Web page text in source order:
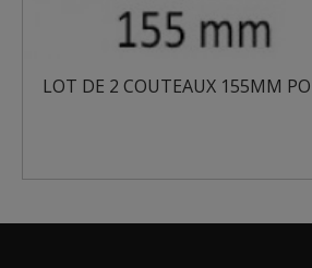
2 COUTEAUX 155MM POUR